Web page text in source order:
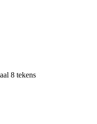
8 tekens